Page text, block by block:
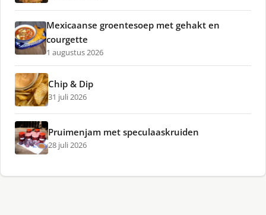
Mexicaanse groentesoep met gehakt en
courgette
1 augustus 2026
Chip & Dip
31 juli 2026
Pruimenjam met speculaaskruiden
28 juli 2026